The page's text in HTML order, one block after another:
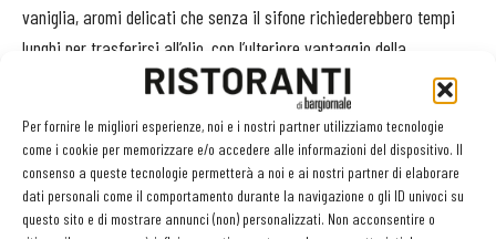
Per fornire le migliori esperienze, noi e i nostri partner utilizziamo tecnologie
come i cookie per memorizzare e/o accedere alle informazioni del dispositivo. Il
consenso a queste tecnologie permetterà a noi e ai nostri partner di elaborare
dati personali come il comportamento durante la navigazione o gli ID univoci su
questo sito e di mostrare annunci (non) personalizzati. Non acconsentire o
vaniglia, aromi delicati che senza il sifone richiederebbero tempi
lunghi per trasferirsi all’olio, con l’ulteriore vantaggio della
lavorazione a freddo, che non altera i sapori
aromatizzare un olio in modo tradizionale dovrei intiepidirlo a 40-
50 °C, aggiungere gli aromi e lasciare in infusione almeno per 24
ore, poi filtrare e finalmente usare. Con il sifone invece si inserisce
l’olio con gli aromi preferiti, si carica con la bomboletta di
protossido di azoto e si lascia riposare per un’ora; poi si svuota il